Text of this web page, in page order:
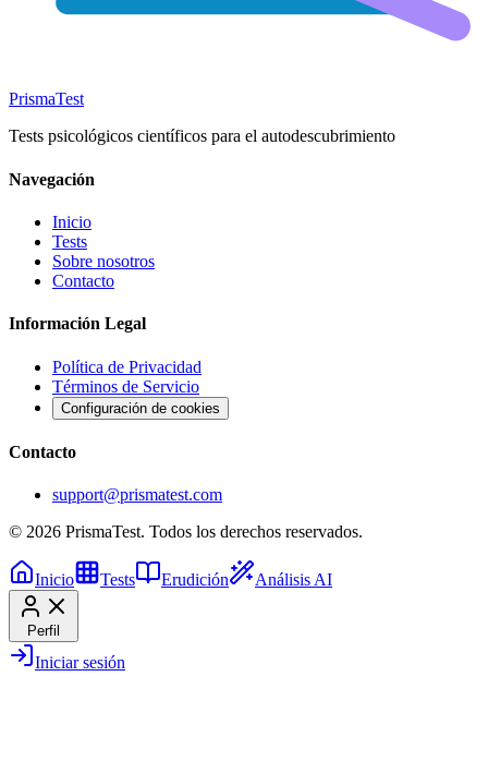
PrismaTest
Tests psicológicos científicos para el autodescubrimiento
Navegación
Inicio
Tests
Sobre nosotros
Contacto
Información Legal
Política de Privacidad
Términos de Servicio
Configuración de cookies
Contacto
support@prismatest.com
© 2026 PrismaTest. Todos los derechos reservados.
Inicio Tests Erudición Análisis AI
Perfil
Iniciar sesión